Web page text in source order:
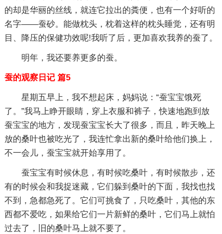
的却是华丽的丝线，就连它拉出的粪便，也有一个好听的
名字——蚕砂。能做枕头，枕着这样的枕头睡觉，还有明
目、降压的保健功效呢!我听了后，更加喜欢我养的蚕了。
明年，我还要养更多的蚕。
蚕的观察日记 篇5
星期五早上，我不想起床，妈妈说：“蚕宝宝饿死
了。”我马上睁开眼睛，穿上衣服和裤子，快速地跑到放
蚕宝宝的地方，发现蚕宝宝长大了很多，而且，昨天晚上
放的桑叶也被吃光了，我连忙拿出新的桑叶给他们换上，
不一会儿，蚕宝宝就开始享用了。
蚕宝宝有时候休息，有时候吃桑叶，有时候散步，还
有的时候会和我捉迷藏，它们躲到桑叶的下面，我找也找
不到，急都急死了。它们可挑食了，只吃桑叶，其他的东
西都不爱吃，如果给它们一片新鲜的桑叶，它们马上就怕
过去了，旧的桑叶马上就不要了。